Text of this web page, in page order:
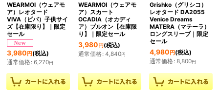
WEARMOI（ウェアモ
ア）レオタード
VIVA（ビバ）子供サイ
ズ【在庫限り】｜限定
セール
3,980 円 (税込)
通常価格: 6,270円
WEARMOI（ウェアモ
ア）スカート
OCADIA（オカディ
ア）プルオン【在庫限
り】｜限定セール
3,980 円(税込)
通常価格: 4,840円
Grishko（グリシコ）
レオタード DA2055
Venice Dreams
MATERA（マテーラ）
ロングスリーブ｜限定
セール
4,980 円(税込)
通常価格: 8,800円